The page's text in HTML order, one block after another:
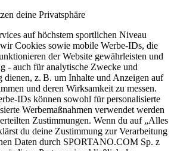
deine Privatsphäre
auf höchstem sportlichen Niveau
Cookies sowie mobile Werbe-IDs, die
der Website gewährleisten und
- auch für analytische Zwecke und
dienen, z. B. um Inhalte und Anzeigen auf
und deren Wirksamkeit zu messen.
IDs können sowohl für personalisierte
Werbemaßnahmen verwendet werden
Zustimmungen. Wenn du auf „Alles
du deine Zustimmung zur Verarbeitung
Daten durch SPORTANO.COM Sp. z